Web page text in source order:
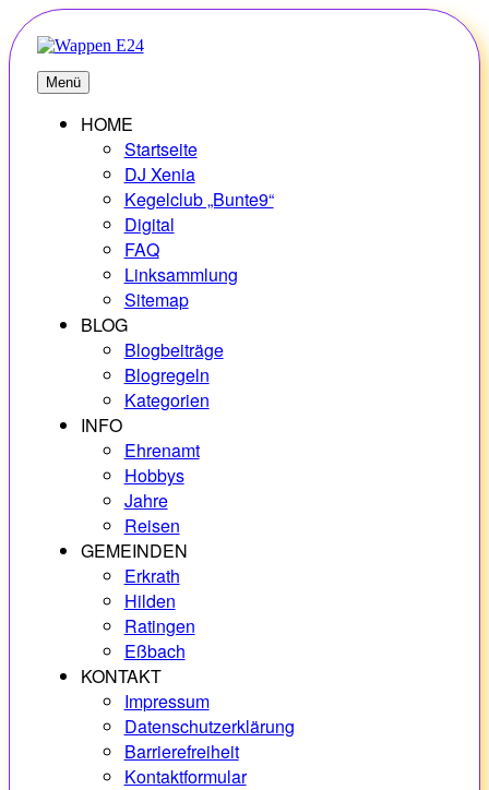
Zum
Inhalt
springen
E24
Erlebnisse – Hobbys – Vielfalt
Menü
HOME
Startseite
DJ Xenia
Kegelclub „Bunte9“
Digital
FAQ
Linksammlung
Sitemap
BLOG
Blogbeiträge
Blogregeln
Kategorien
INFO
Ehrenamt
Hobbys
Jahre
Reisen
GEMEINDEN
Erkrath
Hilden
Ratingen
Eßbach
KONTAKT
Impressum
Datenschutzerklärung
Barrierefreiheit
Kontaktformular